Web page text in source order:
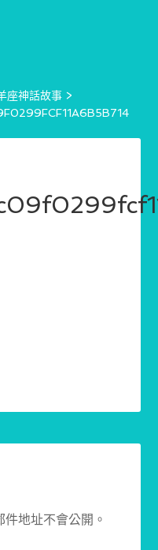
座神話故事 >
地址不會公開。